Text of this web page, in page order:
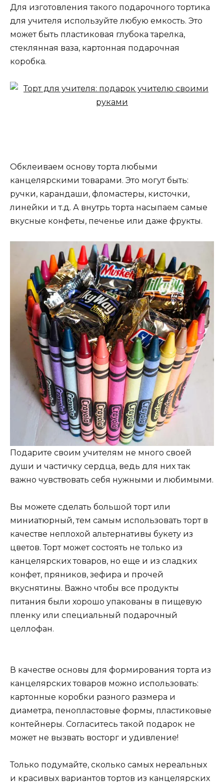
Для изготовления такого подарочного тортика
для учителя используйте любую емкость. Это
может быть пластиковая глубока тарелка,
стеклянная ваза, картонная подарочная
коробка.
Обклеиваем основу торта любыми
канцелярскими товарами. Это могут быть:
ручки, карандаши, фломастеры, кисточки,
линейки и т.д. А внутрь торта насыпаем самые
вкусные конфеты, печенье или даже фрукты.
Подарите своим учителям не много своей
души и частичку сердца, ведь для них так
важно чувствовать себя нужными и любимыми.
Вы можете сделать большой торт или
миниатюрный, тем самым использовать торт в
качестве неплохой альтернативы букету из
цветов. Торт может состоять не только из
канцелярских товаров, но еще и из сладких
конфет, пряников, зефира и прочей
вкуснятины. Важно чтобы все продукты
питания были хорошо упакованы в пищевую
пленку или специальный подарочный
целлофан.
В качестве основы для формирования торта из
канцелярских товаров можно использовать:
картонные коробки разного размера и
диаметра, пенопластовые формы, пластиковые
контейнеры. Согласитесь такой подарок не
может не вызвать восторг и удивление!
Только подумайте, сколько самых нереальных
и красивых вариантов тортов из канцелярских